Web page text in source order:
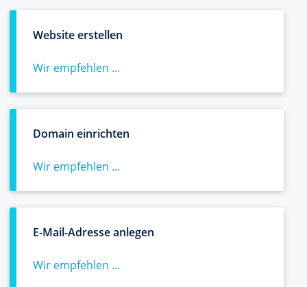
Website erstellen
Wir empfehlen ...
Domain einrichten
Wir empfehlen ...
E-Mail-Adresse anlegen
Wir empfehlen ...